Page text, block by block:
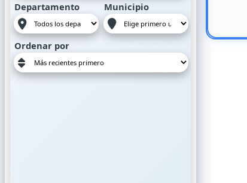
Departamento Municipio
Ordenar por